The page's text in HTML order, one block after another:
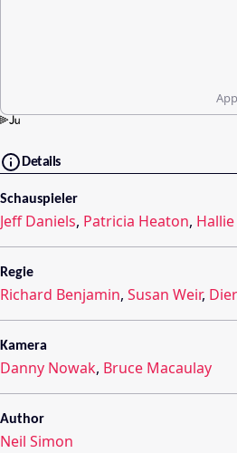
Details
Schauspieler
Jeff Daniels, Patricia Heaton,
Regie
Richard Benjamin, Susan Weir,
Kamera
Danny Nowak, Bruce Macaulay
Author
Neil Simon